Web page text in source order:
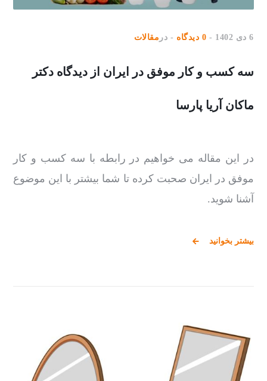
6 دی 1402 0 دیدگاه در مقالات
سه کسب و کار موفق در ایران از دیدگاه دکتر
ماکان آریا پارسا
در این مقاله می ‌خواهیم در رابطه با سه کسب و کار
موفق در ایران صحبت کرده تا شما بیشتر با این موضوع
آشنا شوید.
بیشتر بخوانید